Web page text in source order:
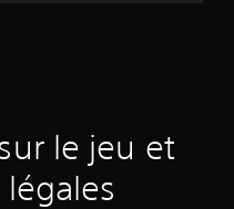
é
u
le jeu et